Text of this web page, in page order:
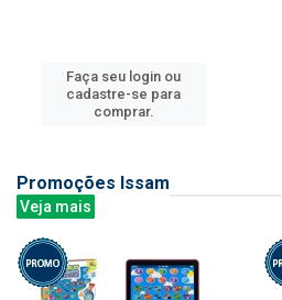
Faça seu login ou
cadastre-se para
comprar.
Promoções Issam
Veja mais